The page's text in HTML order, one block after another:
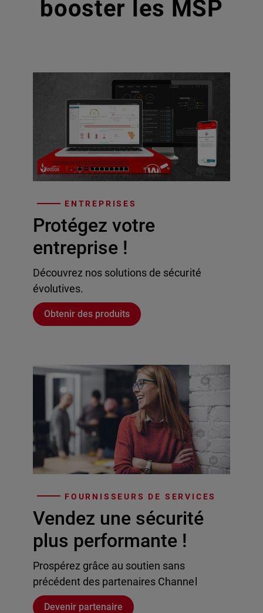
booster les MSP
ENTREPRISES
Protégez votre
entreprise !
Découvrez nos solutions de sécurité
évolutives.
Obtenir des produits
FOURNISSEURS DE SERVICES
Vendez une sécurité
plus performante !
Prospérez grâce au soutien sans
précédent des partenaires Channel
Devenir partenaire